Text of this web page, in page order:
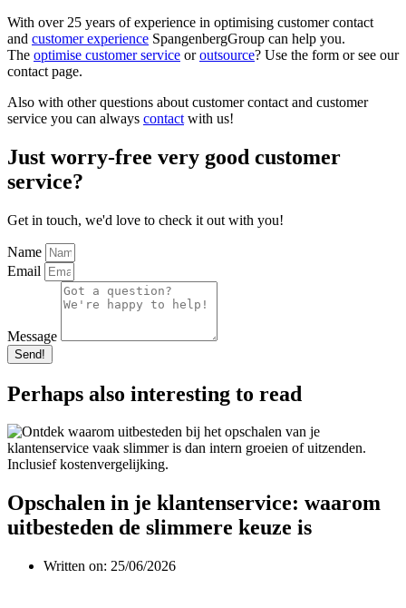
With over 25 years of experience in optimising customer contact
and customer experience SpangenbergGroup can help you.
The optimise customer service oroutsource? Use the form or see our
contact page.
Also with other questions about customer contact and customer
service you can always contact with us!
Just worry-free very good customer
service?
Get in touch, we'd love to check it out with you!
Name
Email
Message
Send!
Perhaps also interesting to read
Opschalen in je klantenservice: waarom
uitbesteden de slimmere keuze is
Written on: 25/06/2026